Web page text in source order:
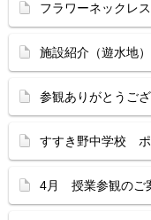
フラワーネックレ
施設紹介（遊水地）
参観ありがとうご
すすき野中学校 ポ
4月 授業参観のご